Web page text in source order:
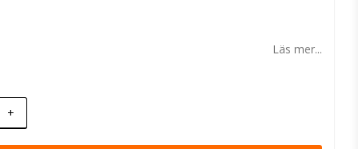
Läs mer...
+